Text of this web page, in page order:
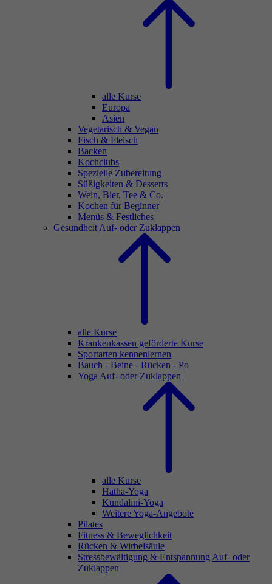
alle Kurse
Europa
Asien
Vegetarisch & Vegan
Fisch & Fleisch
Backen
Kochclubs
Spezielle Zubereitung
Süßigkeiten & Desserts
Wein, Bier, Tee & Co.
Kochen für Beginner
Menüs & Festliches
Gesundheit Auf- oder Zuklappen
alle Kurse
Krankenkassen geförderte Kurse
Sportarten kennenlernen
Bauch - Beine - Rücken - Po
Yoga Auf- oder Zuklappen
alle Kurse
Hatha-Yoga
Kundalini-Yoga
Weitere Yoga-Angebote
Pilates
Fitness & Beweglichkeit
Rücken & Wirbelsäule
Stressbewältigung & Entspannung Auf- oder
Zuklappen